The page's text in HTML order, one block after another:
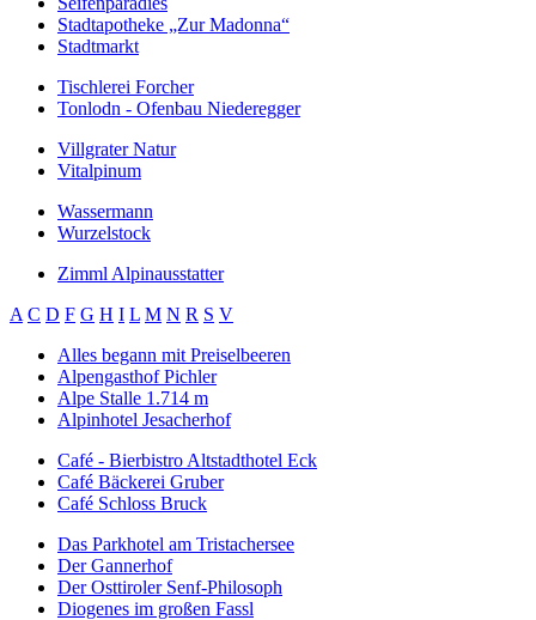
Stadtapotheke „Zur Madonna“
Stadtmarkt
Tischlerei Forcher
Tonlodn - Ofenbau Niederegger
Villgrater Natur
Vitalpinum
Wassermann
Wurzelstock
Zimml Alpinausstatter
A C D F G H I L M N R S V
Alles begann mit Preiselbeeren
Alpengasthof Pichler
Alpe Stalle 1.714 m
Alpinhotel Jesacherhof
Café - Bierbistro Altstadthotel Eck
Café Bäckerei Gruber
Café Schloss Bruck
Das Parkhotel am Tristachersee
Der Gannerhof
Der Osttiroler Senf-Philosoph
Diogenes im großen Fassl